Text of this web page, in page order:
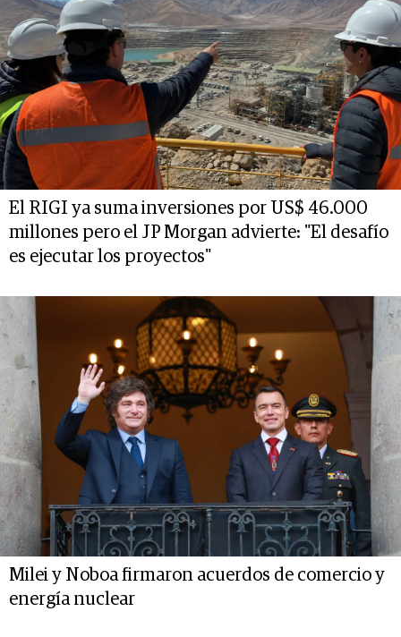
El RIGI ya suma inversiones por US$ 46.000
millones pero el JP Morgan advierte: "El desafío
es ejecutar los proyectos"
Milei y Noboa firmaron acuerdos de comercio y
energía nuclear